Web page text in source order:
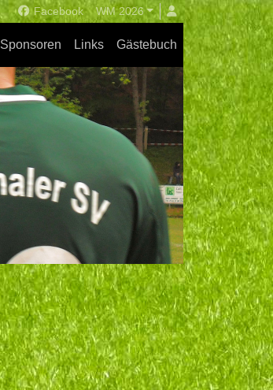
Facebook WM 2026
Sponsoren Links Gästebuch